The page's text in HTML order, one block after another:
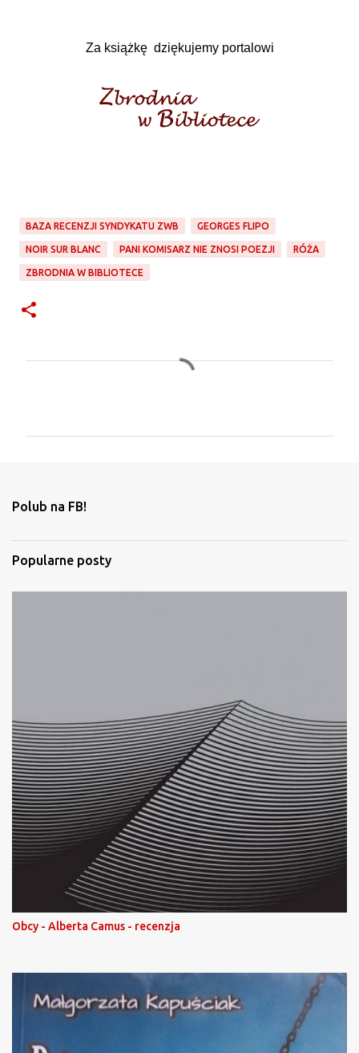
Za książkę dziękujemy portalowi
BAZA RECENZJI SYNDYKATU ZWB GEORGES FLIPO
NOIR SUR BLANC PANI KOMISARZ NIE ZNOSI POEZJI RÓŻA
ZBRODNIA W BIBLIOTECE
t
r
z
e
Polub na FB!
Popularne posty
Obcy - Alberta Camus - recenzja